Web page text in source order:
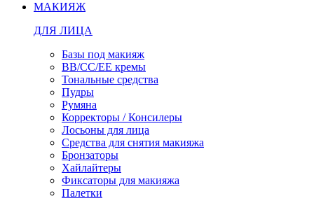
МАКИЯЖ
ДЛЯ ЛИЦА
Базы под макияж
BB/CC/EE кремы
Тональные средства
Пудры
Румяна
Корректоры / Консилеры
Лосьоны для лица
Средства для снятия макияжа
Бронзаторы
Хайлайтеры
Фиксаторы для макияжа
Палетки